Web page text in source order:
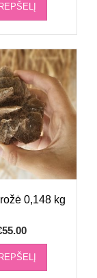
0,148 kg
55.00